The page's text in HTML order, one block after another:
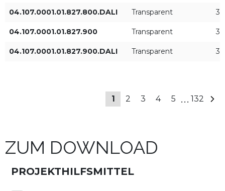
Art der Kontrolle
ON/OFF
LED-Versorgungsstrom
250mA
450mA
+ Zeige mehr
LED-Typ
04.107.0001.01.827.800.DALI Transparent 32
04.107.0001.01.827.900 Transparent 36
04.107.0001.01.827.900.DALI Transparent 36
1 2 3 4 5 ... 132
ZUM DOWNLOAD
PROJEKTHILFSMITTEL